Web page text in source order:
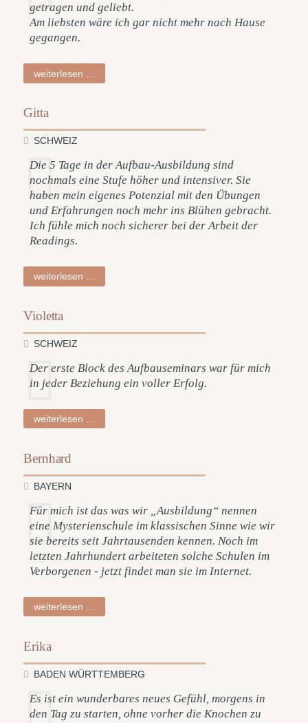
getragen und geliebt.
Am liebsten wäre ich gar nicht mehr nach Hause
gegangen.
weiterlesen …
Gitta
SCHWEIZ
Die 5 Tage in der Aufbau-Ausbildung sind
nochmals eine Stufe höher und intensiver. Sie
haben mein eigenes Potenzial mit den Übungen
und Erfahrungen noch mehr ins Blühen gebracht.
Ich fühle mich noch sicherer bei der Arbeit der
Readings.
weiterlesen …
Violetta
SCHWEIZ
Der erste Block des Aufbauseminars war für mich
in jeder Beziehung ein voller Erfolg.
weiterlesen …
Bernhard
BAYERN
Für mich ist das was wir „Ausbildung“ nennen
eine Mysterienschule im klassischen Sinne wie wir
sie bereits seit Jahrtausenden kennen. Noch im
letzten Jahrhundert arbeiteten solche Schulen im
Verborgenen - jetzt findet man sie im Internet.
weiterlesen …
Erika
BADEN WÜRTTEMBERG
Es ist ein wunderbares neues Gefühl, morgens in
den Tag zu starten, ohne vorher die Knochen zu